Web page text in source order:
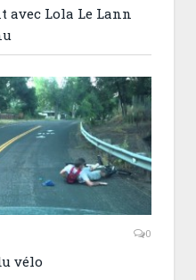
avec Lola Le Lann
0
vélo